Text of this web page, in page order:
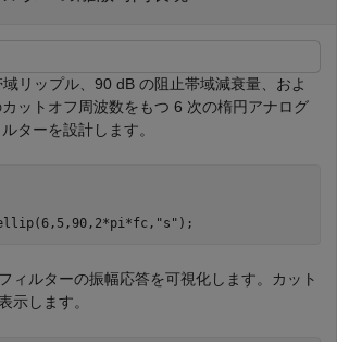
リップル、90 dB の阻止帯域減衰量、およ
ットオフ周波数をもつ 6 次の楕円アナログ
ターを設計します。
"s" );
ィルターの振幅応答を可視化します。カット
示します。